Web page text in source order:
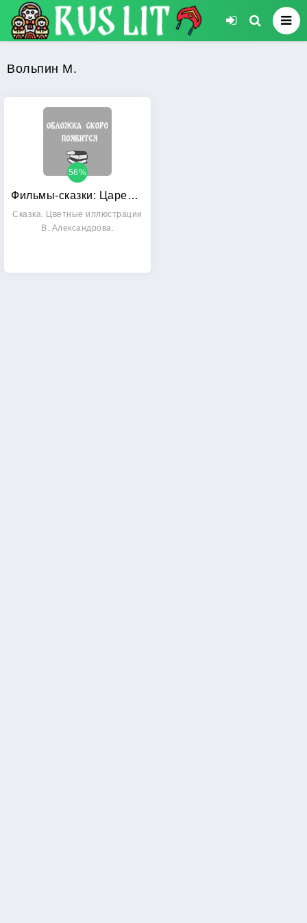
Вольпин М.
Фильмы-сказки: Царевич Проша
56%
Сказка. Цветные иллюстрации
В. Александрова.